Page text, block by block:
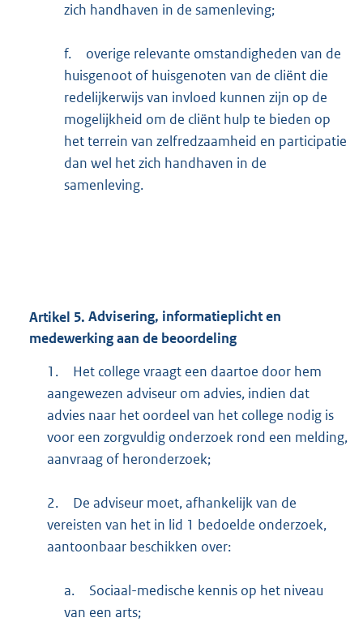
zich handhaven in de samenleving;
f.
overige relevante omstandigheden van de
huisgenoot of huisgenoten van de cliënt die
redelijkerwijs van invloed kunnen zijn op de
mogelijkheid om de cliënt hulp te bieden op
het terrein van zelfredzaamheid en participatie
dan wel het zich handhaven in de
samenleving.
Artikel 5. Advisering, informatieplicht en
medewerking aan de beoordeling
1.
Het college vraagt een daartoe door hem
aangewezen adviseur om advies, indien dat
advies naar het oordeel van het college nodig is
voor een zorgvuldig onderzoek rond een melding,
aanvraag of heronderzoek;
2.
De adviseur moet, afhankelijk van de
vereisten van het in lid 1 bedoelde onderzoek,
aantoonbaar beschikken over:
a.
Sociaal-medische kennis op het niveau
van een arts;